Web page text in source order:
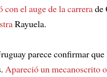
con el auge de la carrerade
Rayuela.
parece confirmar que
Apareció un mecanoscrito